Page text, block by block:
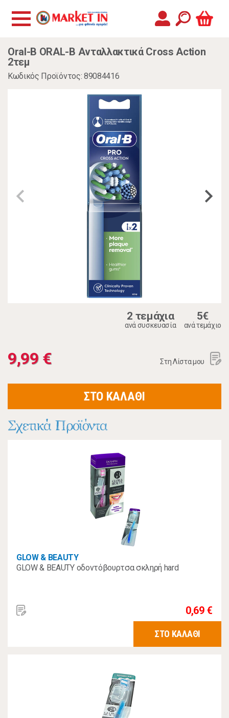
Oral-B ORAL-B Ανταλλακτικά Cross Action
2τεμ
Κωδικός Προϊόντος: 89084416
2 τεμάχια
ανά συσκευασία
5€
ανά τεμάχιο
9,99 € Στη Λίστα μου
ΣΤΟ ΚΑΛΑΘΙ
Σχετικά Προϊόντα
GLOW & BEAUTY
GLOW & BEAUTY οδοντόβουρτσα σκληρή hard
0,69 €
ΣΤΟ ΚΑΛΑΘΙ